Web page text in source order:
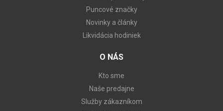
Puncové značky
Novinky a články
Likvidácia hodiniek
O NÁS
Kto sme
Naše predajne
Služby zákazníkom